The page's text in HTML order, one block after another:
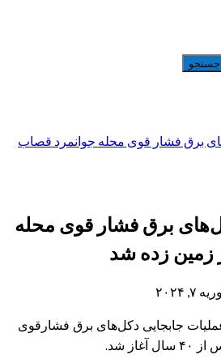
برق فشار قوی محله جوانمرد قصاب
برق فشار قوی محله
زمین زده شد
جابجایی دکل‌های برق فشارقوی
شد.